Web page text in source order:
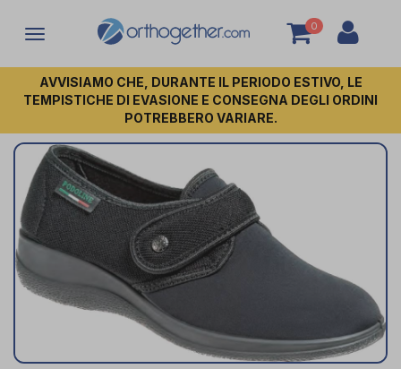
Attiva/disattiva
navigazione
0
AVVISIAMO CHE, DURANTE IL PERIODO ESTIVO, LE
TEMPISTICHE DI EVASIONE E CONSEGNA DEGLI ORDINI
POTREBBERO VARIARE.